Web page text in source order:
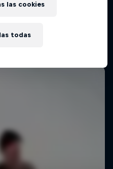
todas
las cookies